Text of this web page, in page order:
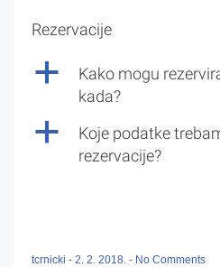
Rezervacije
a
Kako mogu
kada?
a
Koje podatke
rezervacije?
tcrnicki - 2. 2. 2018. - No Comments